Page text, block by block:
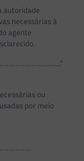
autoridade
necessárias à
agente
ou
por meio